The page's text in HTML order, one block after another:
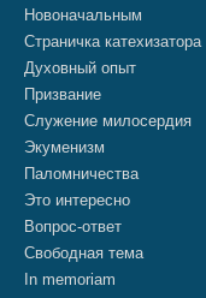
Новоначальным
Страничка катехизатора
Духовный опыт
Призвание
Служение милосердия
Экуменизм
Паломничества
Это интересно
Вопрос-ответ
Свободная тема
In memoriam